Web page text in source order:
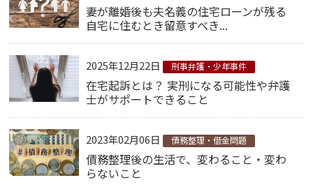
妻が離婚後も夫名義の住宅ローンが残る
自宅に住むとき留意すべき...
2025年12月22日 刑事弁護・少年事件
在宅起訴とは？ 実刑になる可能性や弁護
士がサポートできること
2023年02月06日 債務整理・借金問題
債務整理後の生活で、変わること・変わ
らないこと